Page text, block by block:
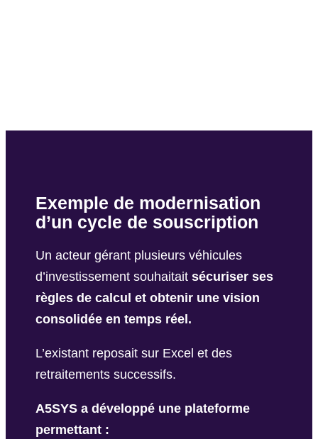
Exemple de modernisation
d’un cycle de souscription
Un acteur gérant plusieurs véhicules
d’investissement souhaitait sécuriser ses
règles de calcul et obtenir une vision
consolidée en temps réel.
L’existant reposait sur Excel et des
retraitements successifs.
A5SYS a développé une plateforme
permettant :